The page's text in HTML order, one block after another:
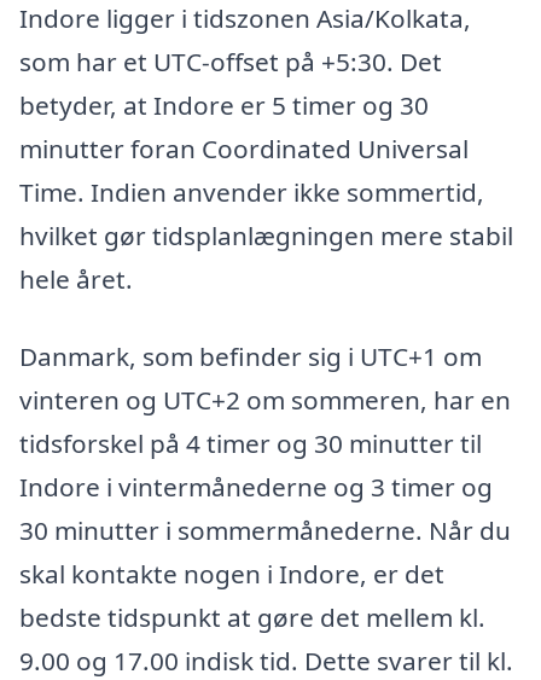
Indore ligger i tidszonen Asia/Kolkata,
som har et UTC-offset på +5:30. Det
betyder, at Indore er 5 timer og 30
minutter foran Coordinated Universal
Time. Indien anvender ikke sommertid,
hvilket gør tidsplanlægningen mere stabil
hele året.
Danmark, som befinder sig i UTC+1 om
vinteren og UTC+2 om sommeren, har en
tidsforskel på 4 timer og 30 minutter til
Indore i vintermånederne og 3 timer og
30 minutter i sommermånederne. Når du
skal kontakte nogen i Indore, er det
bedste tidspunkt at gøre det mellem kl.
9.00 og 17.00 indisk tid. Dette svarer til kl.